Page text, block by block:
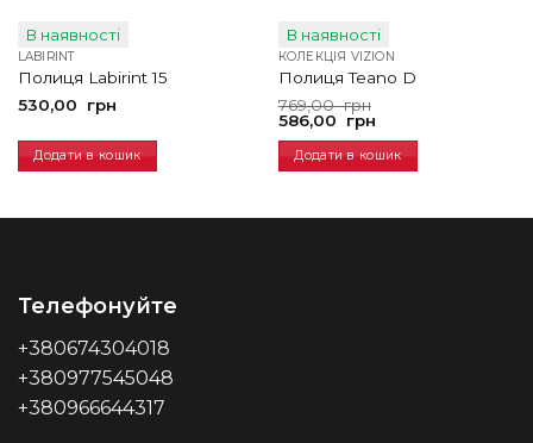
В наявності
LABIRINT
Полиця Labirint 15
530,00
грн
Додати в кошик
В наявності
КОЛЕКЦІЯ VIZION
Полиця Teano D
769,00грн
Оригінальна
ціна:
769,00
грн.
586,00 грн
Поточна
ціна:
586,00
грн.
Додати в кошик
Телефонуйте
+380674304018
+380977545048
+380966644317